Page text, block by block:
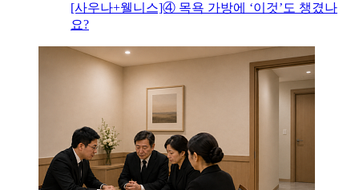
[사우나+웰니스]④ 목욕 가방에 ‘이것’도 챙겼나
요?